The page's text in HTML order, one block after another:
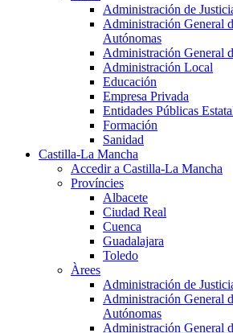
Administración de
Administración General
Autónomas
Administración General
Administración Local
Educación
Empresa Privada
Entidades Públicas
Formación
Sanidad
Castilla-La Mancha
Accedir a Castilla-La Mancha
Províncies
Albacete
Ciudad Real
Cuenca
Guadalajara
Toledo
Àrees
Administración de
Administración General
Autónomas
Administración General